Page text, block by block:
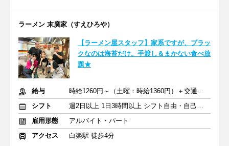
ラーメン 末廣家（すえひろや）
【ラーメン屋スタッフ】家系ですが、ブラッ
クなのは海苔だけ。手渡し＆まかない食べ放
題★
給与
時給1260円～（土曜：時給1360円）＋交通費全額支給
シフト
週2日以上 1日3時間以上 シフト自由・自己申告
雇用形態
アルバイト・パート
アクセス
白楽駅 徒歩4分